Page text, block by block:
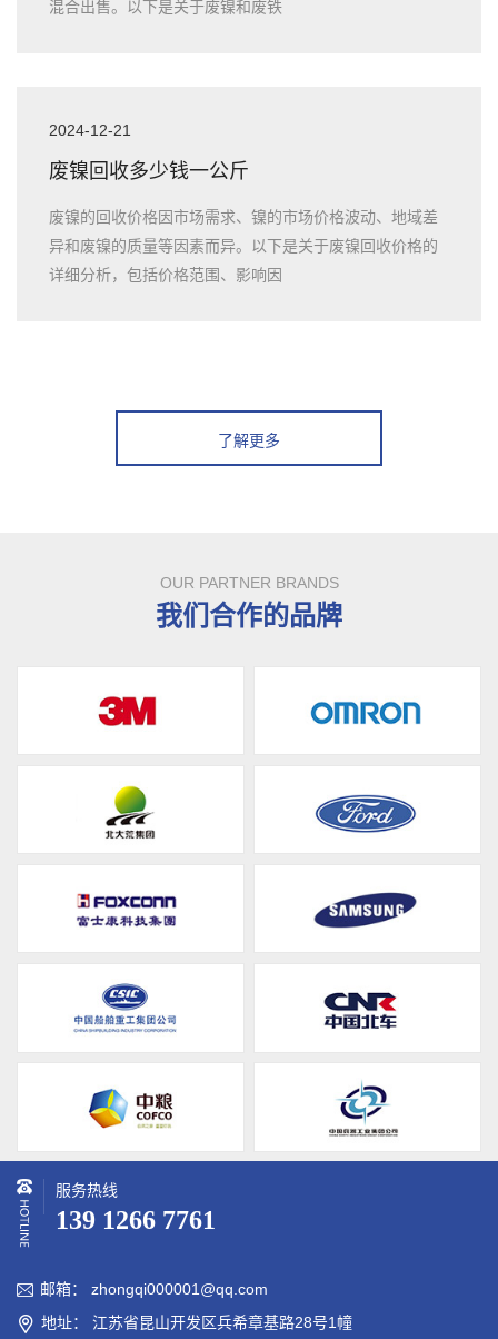
混合出售。以下是关于废镍和废铁
2024-12-21
废镍回收多少钱一公斤
废镍的回收价格因市场需求、镍的市场价格波动、地域差
异和废镍的质量等因素而异。以下是关于废镍回收价格的
详细分析，包括价格范围、影响因
了解更多
OUR PARTNER BRANDS
我们合作的品牌
服务热线
139 1266 7761
 邮箱： zhongqi000001@qq.com
 地址： 江苏省昆山开发区兵希章基路28号1幢